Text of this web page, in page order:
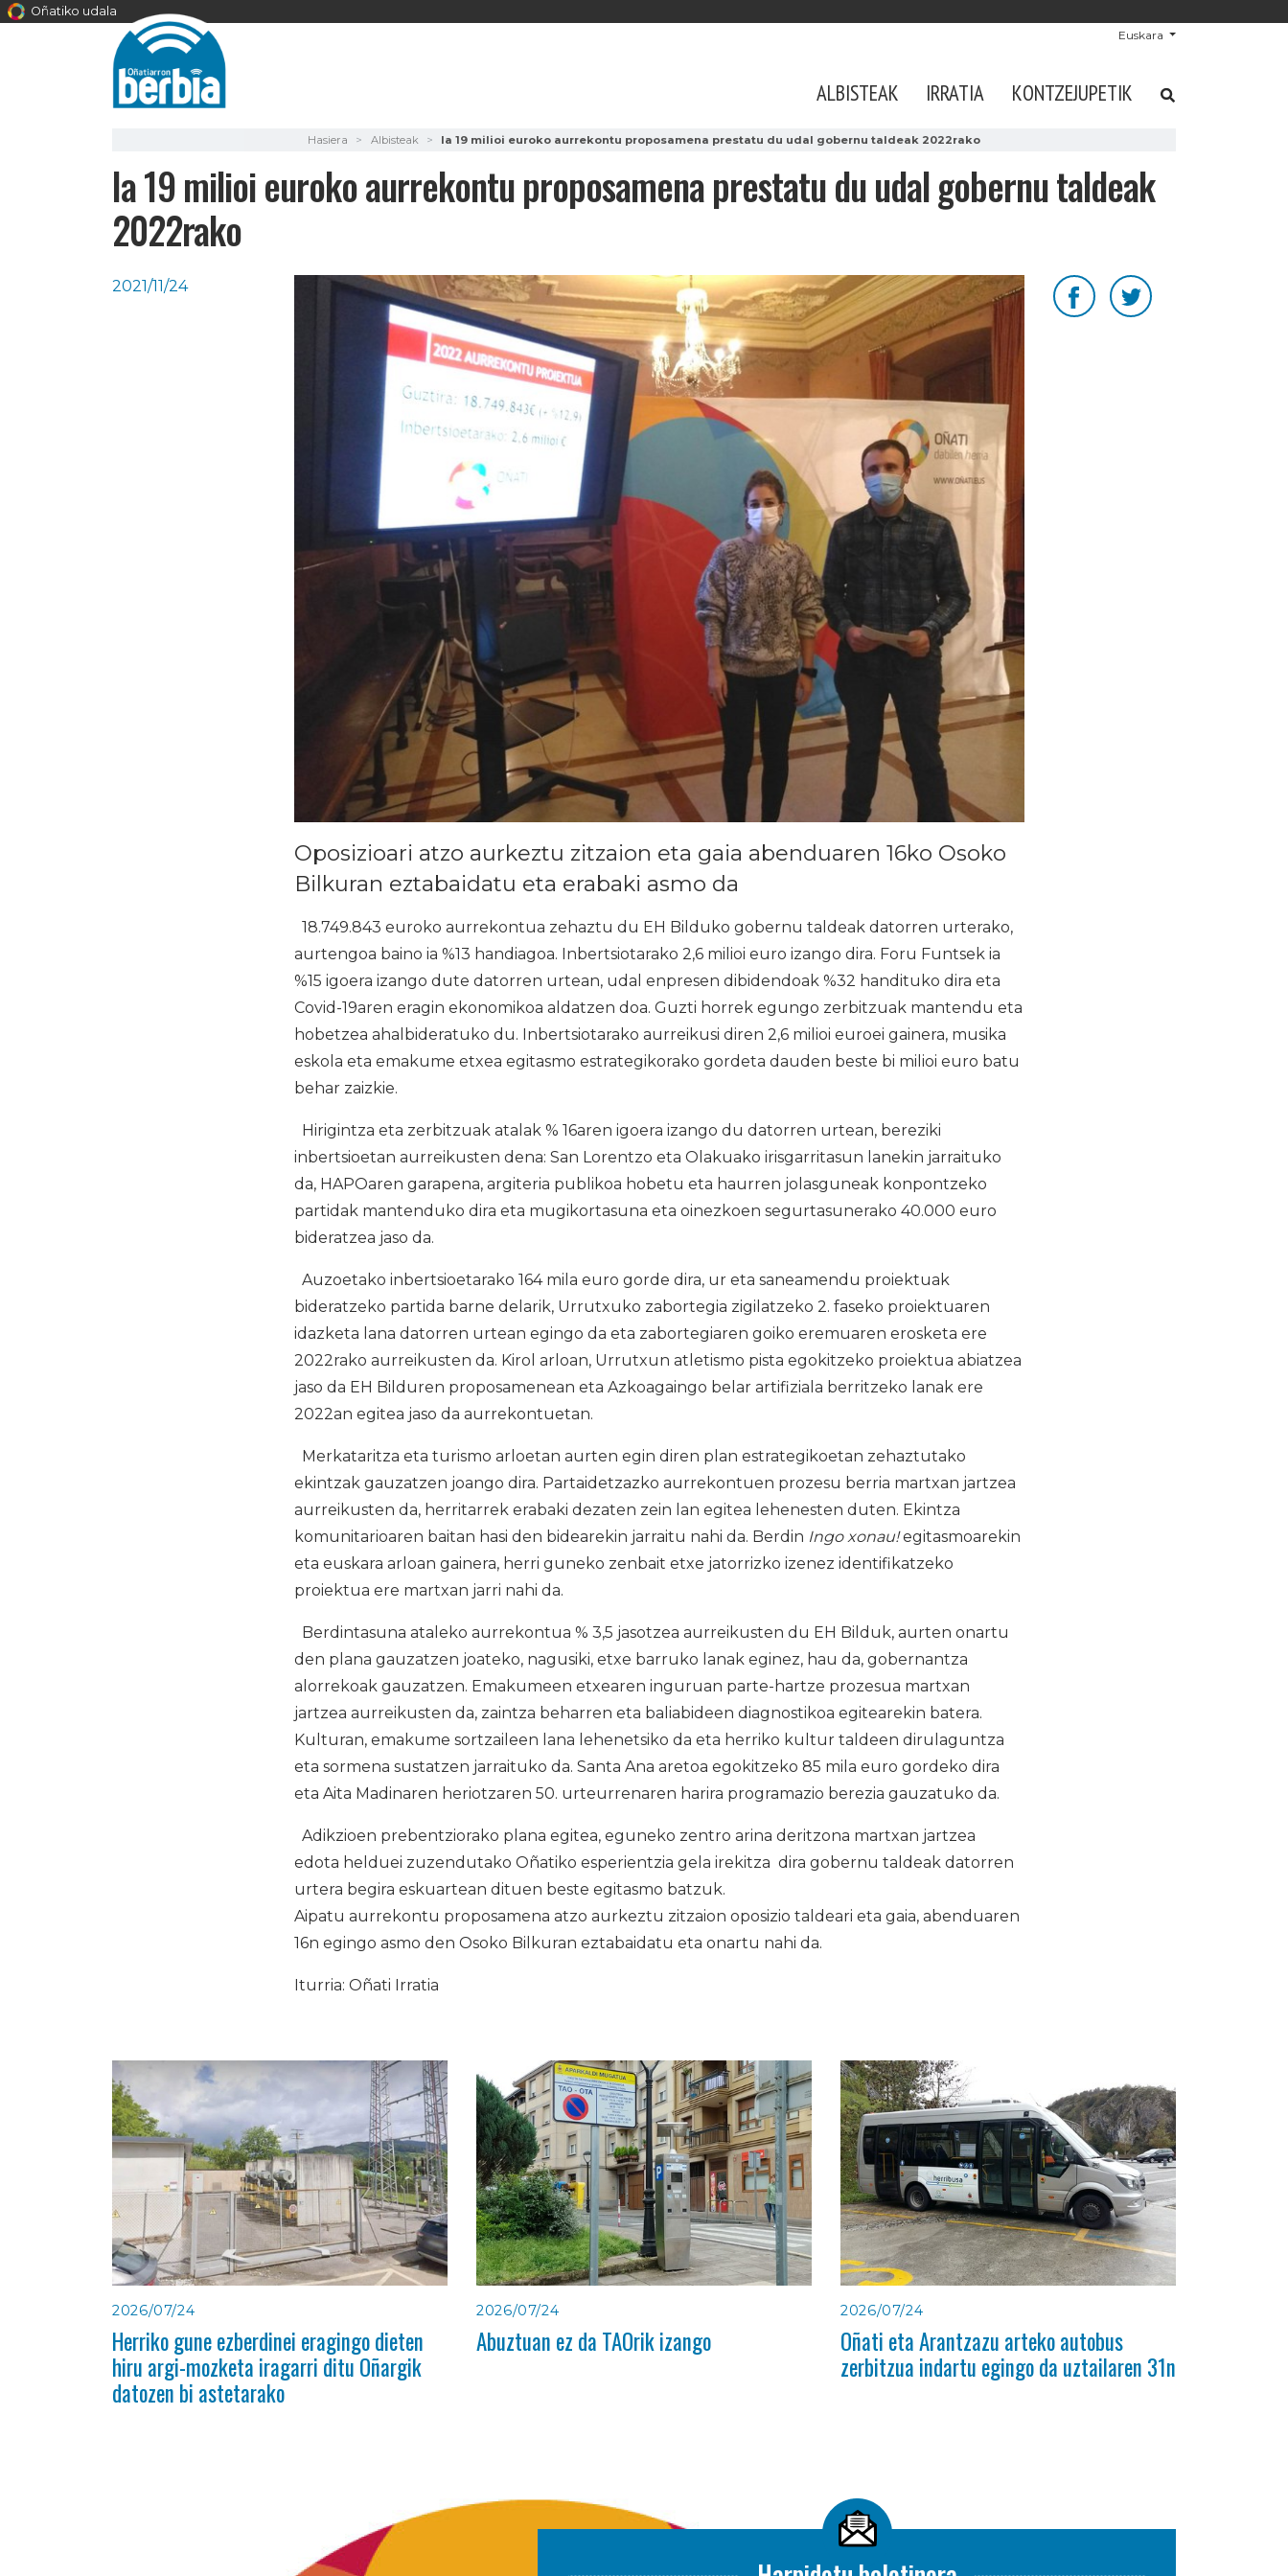
Oñatiko udala
Euskara
ALBISTEAK IRRATIA KONTZEJUPETIK
Hasiera Albisteak Ia 19 milioi euroko aurrekontu proposamena prestatu du udal gobernu taldeak 2022rako
Ia 19 milioi euroko aurrekontu proposamena prestatu du udal gobernu taldeak
2022rako
2021/11/24
Oposizioari atzo aurkeztu zitzaion eta gaia abenduaren 16ko Osoko
Bilkuran eztabaidatu eta erabaki asmo da
18.749.843 euroko aurrekontua zehaztu du EH Bilduko gobernu taldeak datorren urterako,
aurtengoa baino ia %13 handiagoa. Inbertsiotarako 2,6 milioi euro izango dira. Foru Funtsek ia
%15 igoera izango dute datorren urtean, udal enpresen dibidendoak %32 handituko dira eta
Covid-19aren eragin ekonomikoa aldatzen doa. Guzti horrek egungo zerbitzuak mantendu eta
hobetzea ahalbideratuko du. Inbertsiotarako aurreikusi diren 2,6 milioi euroei gainera, musika
eskola eta emakume etxea egitasmo estrategikorako gordeta dauden beste bi milioi euro batu
behar zaizkie.
Hirigintza eta zerbitzuak atalak % 16aren igoera izango du datorren urtean, bereziki
inbertsioetan aurreikusten dena: San Lorentzo eta Olakuako irisgarritasun lanekin jarraituko
da, HAPOaren garapena, argiteria publikoa hobetu eta haurren jolasguneak konpontzeko
partidak mantenduko dira eta mugikortasuna eta oinezkoen segurtasunerako 40.000 euro
bideratzea jaso da.
Auzoetako inbertsioetarako 164 mila euro gorde dira, ur eta saneamendu proiektuak
bideratzeko partida barne delarik, Urrutxuko zabortegia zigilatzeko 2. faseko proiektuaren
idazketa lana datorren urtean egingo da eta zabortegiaren goiko eremuaren erosketa ere
2022rako aurreikusten da. Kirol arloan, Urrutxun atletismo pista egokitzeko proiektua abiatzea
jaso da EH Bilduren proposamenean eta Azkoagaingo belar artifiziala berritzeko lanak ere
2022an egitea jaso da aurrekontuetan.
Merkataritza eta turismo arloetan aurten egin diren plan estrategikoetan zehaztutako
ekintzak gauzatzen joango dira. Partaidetzazko aurrekontuen prozesu berria martxan jartzea
aurreikusten da, herritarrek erabaki dezaten zein lan egitea lehenesten duten. Ekintza
komunitarioaren baitan hasi den bidearekin jarraitu nahi da. Berdin Ingo xonau!egitasmoarekin
eta euskara arloan gainera, herri guneko zenbait etxe jatorrizko izenez identifikatzeko
proiektua ere martxan jarri nahi da.
Berdintasuna ataleko aurrekontua % 3,5 jasotzea aurreikusten du EH Bilduk, aurten onartu
den plana gauzatzen joateko, nagusiki, etxe barruko lanak eginez, hau da, gobernantza
alorrekoak gauzatzen. Emakumeen etxearen inguruan parte-hartze prozesua martxan
jartzea aurreikusten da, zaintza beharren eta baliabideen diagnostikoa egitearekin batera.
Kulturan, emakume sortzaileen lana lehenetsiko da eta herriko kultur taldeen dirulaguntza
eta sormena sustatzen jarraituko da. Santa Ana aretoa egokitzeko 85 mila euro gordeko dira
eta Aita Madinaren heriotzaren 50. urteurrenaren harira programazio berezia gauzatuko da.
Adikzioen prebentziorako plana egitea, eguneko zentro arina deritzona martxan jartzea
edota helduei zuzendutako Oñatiko esperientzia gela irekitza dira gobernu taldeak datorren
urtera begira eskuartean dituen beste egitasmo batzuk.
Aipatu aurrekontu proposamena atzo aurkeztu zitzaion oposizio taldeari eta gaia, abenduaren
16n egingo asmo den Osoko Bilkuran eztabaidatu eta onartu nahi da.
Iturria: Oñati Irratia
2026/07/24
Herriko gune ezberdinei eragingo dieten
hiru argi-mozketa iragarri ditu Oñargik
datozen bi astetarako
2026/07/24
Abuztuan ez da TAOrik izango
2026/07/24
Oñati eta Arantzazu arteko autobus
zerbitzua indartu egingo da uztailaren 31n